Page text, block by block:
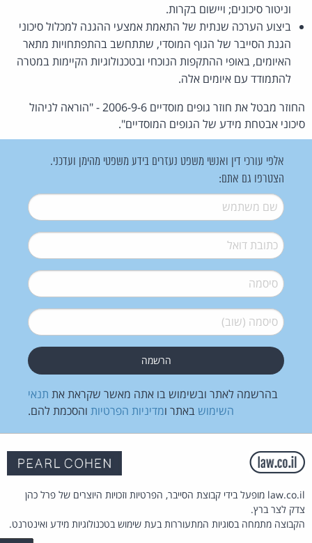
וניטור סיכונים; ויישום בקרות.
ביצוע הערכה שנתית של התאמת אמצעי ההגנה למכלול סיכוני
הגנת הסייבר של הגוף המוסדי, שתתחשב בהתפתחויות מתאר
האיומים, באופי ההתקפות הנוכחי ובטכנולוגיות הקיימות במטרה
להתמודד עם איומים אלה.
החוזר מבטל את חוזר גופים מוסדיים 2006-9-6 - "הוראה לניהול
סיכוני אבטחת מידע של הגופים המוסדיים".
אלפי עורכי דין ואנשי משפט נעזרים בידע משפטי מהימן ועדכני.
הצטרפו גם אתם:
שם משתמש*
דואל*
סיסמה*
סיסמה (שוב)*
בהרשמה לאתר ובשימוש בו אתה מאשר שקראת את תנאי
השימוש באתר ומדיניות הפרטיות והסכמת להם.
law.co.il מופעל בידי קבוצת הסייבר, הפרטיות וזכויות היוצרים של פרל כהן
צדק לצר ברץ.
הקבוצה מתמחה בסוגיות המתעוררות בעת שימוש בטכנולוגיות מידע ואינטרנט.